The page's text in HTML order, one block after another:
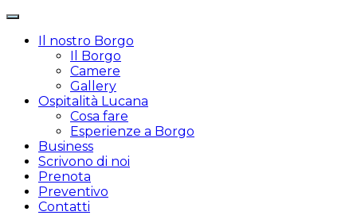
Il nostro Borgo
Il Borgo
Camere
Gallery
Ospitalità Lucana
Cosa fare
Esperienze a Borgo
Business
Scrivono di noi
Prenota
Preventivo
Contatti